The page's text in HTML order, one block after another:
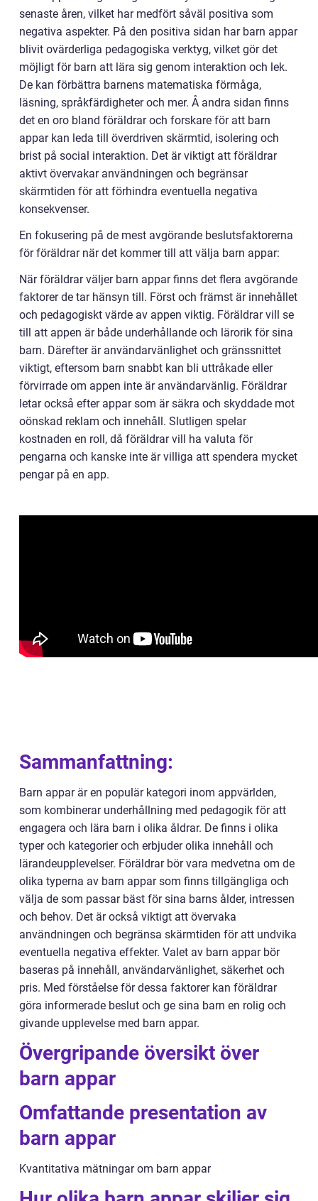
senaste åren, vilket har medfört såväl positiva som
negativa aspekter. På den positiva sidan har barn appar
blivit ovärderliga pedagogiska verktyg, vilket gör det
möjligt för barn att lära sig genom interaktion och lek.
De kan förbättra barnens matematiska förmåga,
läsning, språkfärdigheter och mer. Å andra sidan finns
det en oro bland föräldrar och forskare för att barn
appar kan leda till överdriven skärmtid, isolering och
brist på social interaktion. Det är viktigt att föräldrar
aktivt övervakar användningen och begränsar
skärmtiden för att förhindra eventuella negativa
konsekvenser.
En fokusering på de mest avgörande beslutsfaktorerna
för föräldrar när det kommer till att välja barn appar:
När föräldrar väljer barn appar finns det flera avgörande
faktorer de tar hänsyn till. Först och främst är innehållet
och pedagogiskt värde av appen viktig. Föräldrar vill se
till att appen är både underhållande och lärorik för sina
barn. Därefter är användarvänlighet och gränssnittet
viktigt, eftersom barn snabbt kan bli uttråkade eller
förvirrade om appen inte är användarvänlig. Föräldrar
letar också efter appar som är säkra och skyddade mot
oönskad reklam och innehåll. Slutligen spelar
kostnaden en roll, då föräldrar vill ha valuta för
pengarna och kanske inte är villiga att spendera mycket
pengar på en app.
Sammanfattning:
Barn appar är en populär kategori inom appvärlden,
som kombinerar underhållning med pedagogik för att
engagera och lära barn i olika åldrar. De finns i olika
typer och kategorier och erbjuder olika innehåll och
lärandeupplevelser. Föräldrar bör vara medvetna om de
olika typerna av barn appar som finns tillgängliga och
välja de som passar bäst för sina barns ålder, intressen
och behov. Det är också viktigt att övervaka
användningen och begränsa skärmtiden för att undvika
eventuella negativa effekter. Valet av barn appar bör
baseras på innehåll, användarvänlighet, säkerhet och
pris. Med förståelse för dessa faktorer kan föräldrar
göra informerade beslut och ge sina barn en rolig och
givande upplevelse med barn appar.
Övergripande översikt över
barn appar
Omfattande presentation av
barn appar
Kvantitativa mätningar om barn appar